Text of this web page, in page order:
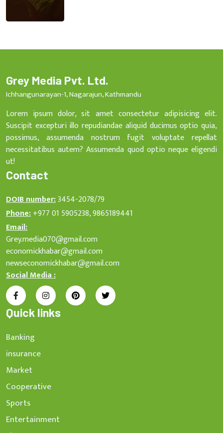
Grey Media Pvt. Ltd.
Ichhangunarayan-1, Nagarajun, Kathmandu
Lorem ipsum dolor, sit amet consectetur adipisicing elit.
Suscipit excepturi illo repudiandae aliquid ducimus optio quia,
possimus, assumenda nostrum fugit voluptate repellat
necessitatibus autem? Assumenda quod optio neque eligendi
ut!
Contact
DOIB number:3454-2078/79
Phone:+977 01 5905238, 9865189441
Email:
Grey.media070@gmail.com
economickhabar@gmail.com
newseconomickhabar@gmail.com
Social Media :
Quick links
Banking
insurance
Market
Cooperative
Sports
Entertainment